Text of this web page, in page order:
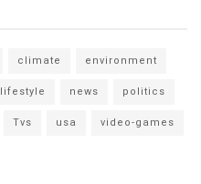
climate
environment
lifestyle news
politics
Tvs usa video-games